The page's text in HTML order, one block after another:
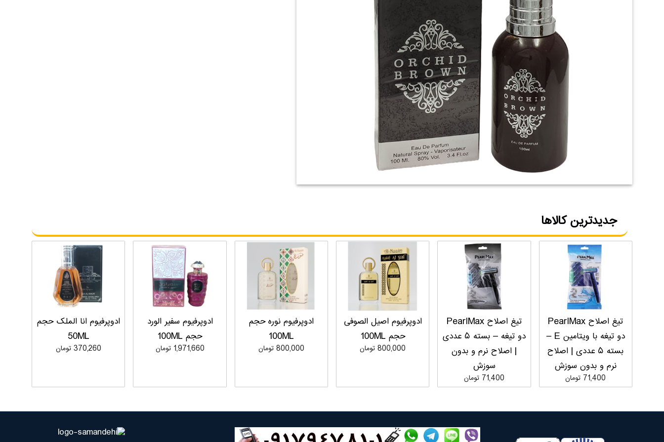
جدیدترین کالاها
تیغ اصلاح PearlMax
دو تیغه با ویتامین E –
بسته ۵ عددی | اصلاح
نرم و بدون سوزش
71,400 تومان
تیغ اصلاح PearlMax
دو تیغه – بسته ۵ عددی
| اصلاح نرم و بدون
سوزش
71,400 تومان
ادوپرفیوم اصیل الصوفی
حجم 100ML
800,000 تومان
ادوپرفیوم نوره حجم
100ML
800,000 تومان
ادوپرفیوم سفیر الورد
حجم 100ML
1,971,660 تومان
ادوپرفیوم انا الملک حجم
50ML
370,260 تومان